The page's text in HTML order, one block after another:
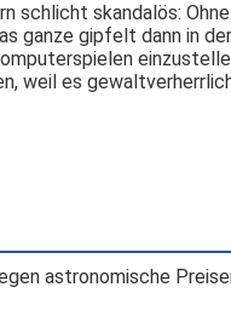
schlicht skandalös:
ganze gipfelt dann in
weil es
astronomische